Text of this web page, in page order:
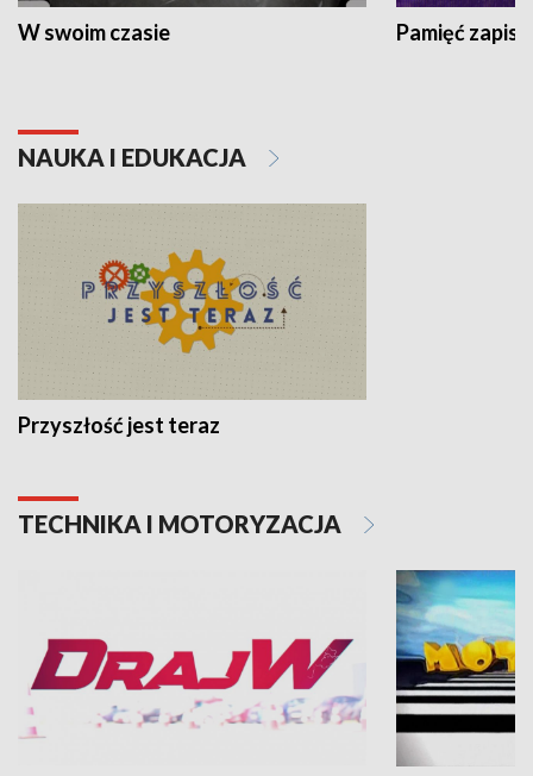
W swoim czasie Pamięć
NAUKA I EDUKACJA
Przyszłość jest teraz
TECHNIKA I MOTORYZACJA